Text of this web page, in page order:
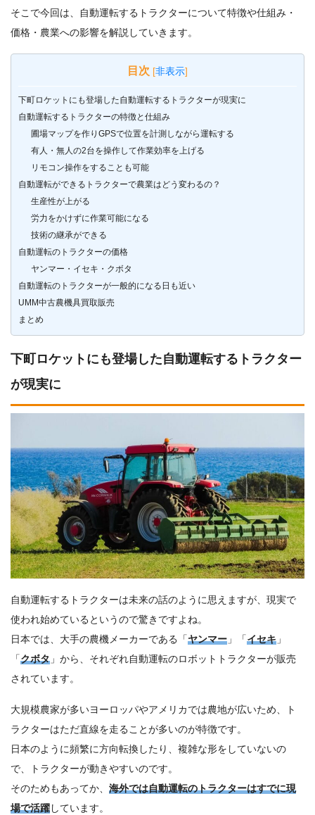
そこで今回は、自動運転するトラクターについて特徴や仕組み・
価格・農業への影響を解説していきます。
目次 [非表示]
下町ロケットにも登場した自動運転するトラクターが現実に
自動運転するトラクターの特徴と仕組み
圃場マップを作りGPSで位置を計測しながら運転する
有人・無人の2台を操作して作業効率を上げる
リモコン操作をすることも可能
自動運転ができるトラクターで農業はどう変わるの？
生産性が上がる
労力をかけずに作業可能になる
技術の継承ができる
自動運転のトラクターの価格
ヤンマー・イセキ・クボタ
自動運転のトラクターが一般的になる日も近い
UMM中古農機具買取販売
まとめ
下町ロケットにも登場した自動運転するトラクター
が現実に
自動運転するトラクターは未来の話のように思えますが、現実で
使われ始めているというので驚きですよね。
日本では、大手の農機メーカーである「ヤンマー 」「イセキ 」
「クボタ 」から、それぞれ自動運転のロボットトラクターが販売
されています。
大規模農家が多いヨーロッパやアメリカでは農地が広いため、ト
ラクターはただ直線を走ることが多いのが特徴です。
日本のように頻繁に方向転換したり、複雑な形をしていないの
で、トラクターが動きやすいのです。
そのためもあってか、 海外では自動運転のトラクターはすでに現
場で活躍しています。